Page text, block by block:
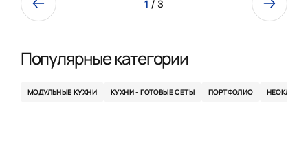
1 / 3
Популярные категории
МОДУЛЬНЫЕ КУХНИ КУХНИ - ГОТОВЫЕ СЕТЫ ПОРТФОЛИО